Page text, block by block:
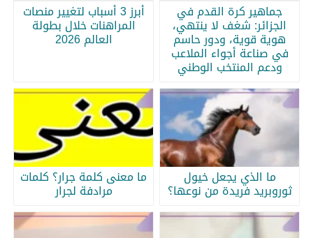
جماهير كرة القدم في
الجزائر: شغف لا ينتهي،
هوية قوية، ودور حاسم
في صناعة أجواء الملاعب
ودعم المنتخب الوطني
أبرز 3 أسباب لتغيير منصات
المراهنات خلال بطولة
العالم 2026
ما الذي يجعل خيول
ثوروبريد فريدة من نوعها؟
ما معنى كلمة جرار؟ كلمات
مرادفة لجرار